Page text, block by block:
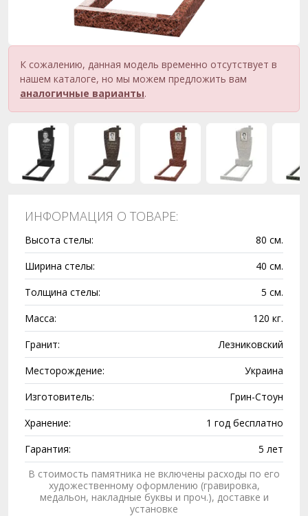
К сожалению, данная модель временно отсутствует в
нашем каталоге, но мы можем предложить вам
аналогичные варианты.
ИНФОРМАЦИЯ О ТОВАРЕ:
Высота стелы:
80 см.
Ширина стелы:
40 см.
Толщина стелы:
5 см.
Масса:
120 кг.
Гранит:
Лезниковский
Месторождение:
Украина
Изготовитель:
Грин-Стоун
Хранение:
1 год бесплатно
Гарантия:
5 лет
В стоимость памятника не включены расходы по его
художественному оформлению (гравировка,
медальон, накладные буквы и проч.), доставке и
установке